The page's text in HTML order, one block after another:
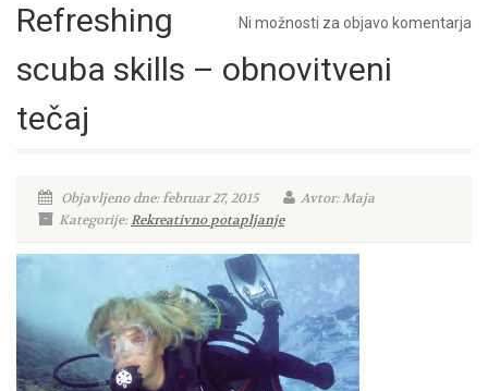
Ni možnosti za objavo komentarja
Refreshing
scuba skills – obnovitveni
tečaj
Objavljeno dne: februar 27, 2015
Avtor: Maja
Kategorije:Rekreativno potapljanje